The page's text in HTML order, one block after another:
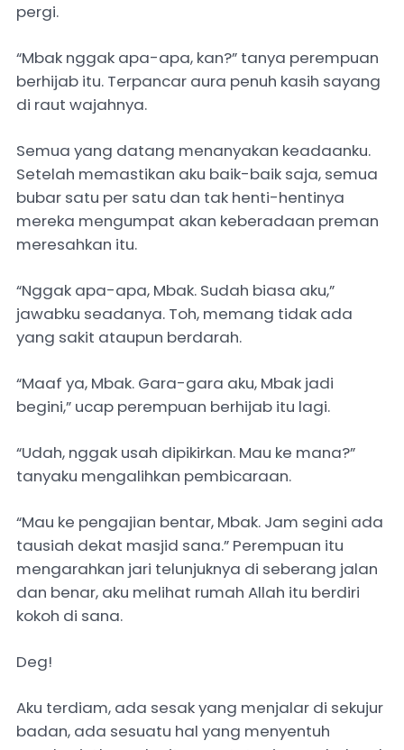
pergi.
“Mbak nggak apa-apa, kan?” tanya perempuan
berhijab itu. Terpancar aura penuh kasih sayang
di raut wajahnya.
Semua yang datang menanyakan keadaanku.
Setelah memastikan aku baik-baik saja, semua
bubar satu per satu dan tak henti-hentinya
mereka mengumpat akan keberadaan preman
meresahkan itu.
“Nggak apa-apa, Mbak. Sudah biasa aku,”
jawabku seadanya. Toh, memang tidak ada
yang sakit ataupun berdarah.
“Maaf ya, Mbak. Gara-gara aku, Mbak jadi
begini,” ucap perempuan berhijab itu lagi.
“Udah, nggak usah dipikirkan. Mau ke mana?”
tanyaku mengalihkan pembicaraan.
“Mau ke pengajian bentar, Mbak. Jam segini ada
tausiah dekat masjid sana.” Perempuan itu
mengarahkan jari telunjuknya di seberang jalan
dan benar, aku melihat rumah Allah itu berdiri
kokoh di sana.
Deg!
Aku terdiam, ada sesak yang menjalar di sekujur
badan, ada sesuatu hal yang menyentuh